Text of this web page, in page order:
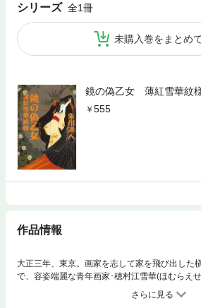
シリーズ 全1冊
未購入巻をまとめ
鏡の偽乙女 薄紅雪華紋
555
作品情報
大正三年、東京。画家を志して家を飛び出した
で、容姿端麗な青年画家･穂村江雪華(ほむらえ
だが聡明、ずば抜けた画才を持つ雪華は、この
の魂を絵で成仏させる、驚くべき能力の持ち主